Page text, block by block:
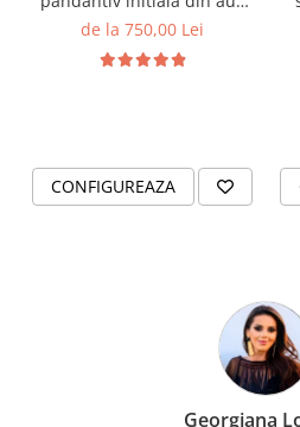
14K si bilute din aur 14K de
de la 750,00 Lei
CONFIGUREAZA
Georgiana